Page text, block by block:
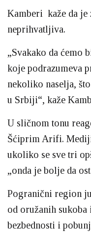
Kamberi kaže da je
neprihvatljiva.
„Svakako da ćemo
koje podrazumeva
nekoliko naselja,
u Srbiji“, kaže
U sličnom tonu
Šćiprim Arifi.
ukoliko se sve tri
„onda je bolje da
Pogranični region
od oružanih sukoba
bezbednosti i